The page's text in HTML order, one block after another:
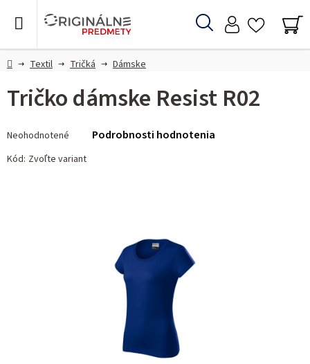
Hľadať
DomovTextil Tričká Dámske
Tričko dámske Resist R02
hodnotenie
produktu
Neohodnotené Podrobnosti hodnotenia
Kód: Zvoľte variant